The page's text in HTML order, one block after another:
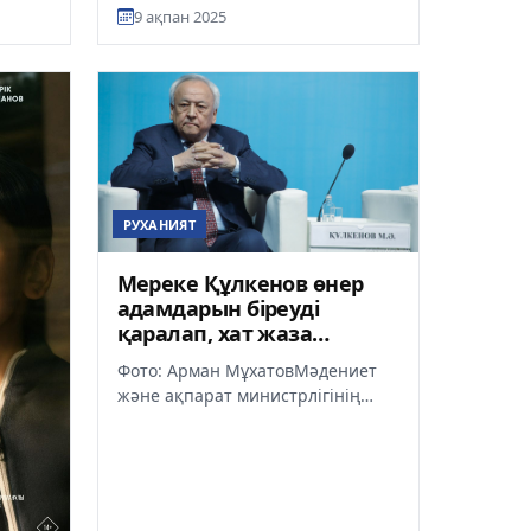
министрі Аида Балаеваның
төрағалығымен...
9 ақпан 2025
РУХАНИЯТ
Мереке Құлкенов өнер
адамдарын біреуді
қаралап, хат жаза
бермеуге шақырды
Фото: Арман МұхатовМәдениет
және ақпарат министрлігінің